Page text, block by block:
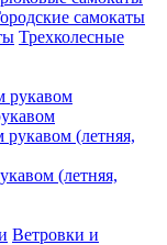
самокаты
Трехколесные
(летняя,
Ветровки и